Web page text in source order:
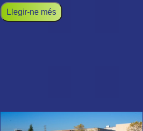
Llegir-ne més